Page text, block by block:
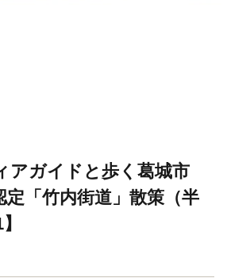
アガイドと歩く葛城市
「竹内街道」散策（半